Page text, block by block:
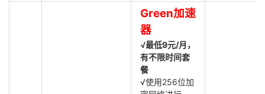
Green加速
器
√最低9元/月，
有不限时间套
餐
√使用256位加